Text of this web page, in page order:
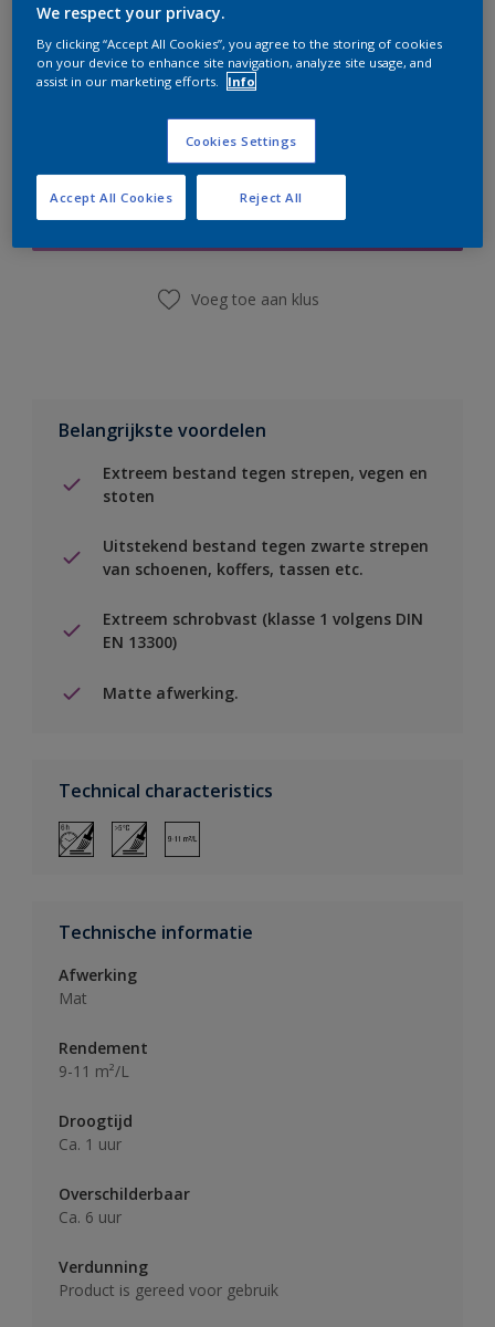
er hard aan om de voorraad aan te vullen.
Boodschappenlijst
Vind een winkel
Voeg toe aan klus
Belangrijkste voordelen
Extreem bestand tegen strepen, vegen en
stoten
Uitstekend bestand tegen zwarte strepen
van schoenen, koffers, tassen etc.
Extreem schrobvast (klasse 1 volgens DIN
EN 13300)
Matte afwerking.
Technical characteristics
Technische informatie
Afwerking
Mat
Rendement
9-11 m²/L
Droogtijd
Ca. 1 uur
Overschilderbaar
Ca. 6 uur
Verdunning
Product is gereed voor gebruik
We respect your privacy.
By clicking “Accept All Cookies”, you agree to the storing of cookies
on your device to enhance site navigation, analyze site usage, and
assist in our marketing efforts.
Info
Cookies Settings
Reject All
Accept All Cookies